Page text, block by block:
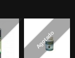
Agotado